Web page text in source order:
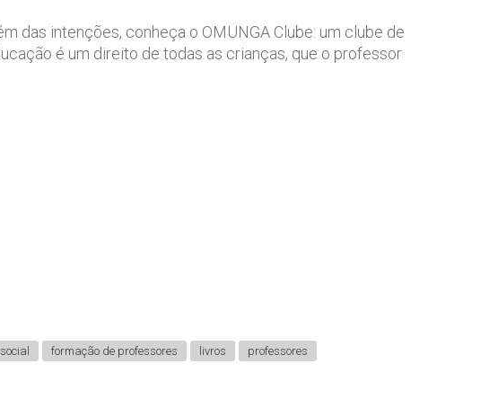
das intenções, conheça o OMUNGA Clube: um clube de
é um direito de todas as crianças, que o professor
formação de professores livros
professores